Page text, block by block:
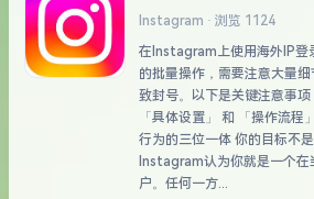
Instagram · 浏览 1124
在Instagram上使用海外IP登
的批量操作，需要注意大量
致封号。以下是关键注意事项
「具体设置」 和 「操作流程
行为的三位一体 你的目标不
Instagram认为你就是一个在
户。任何一方...